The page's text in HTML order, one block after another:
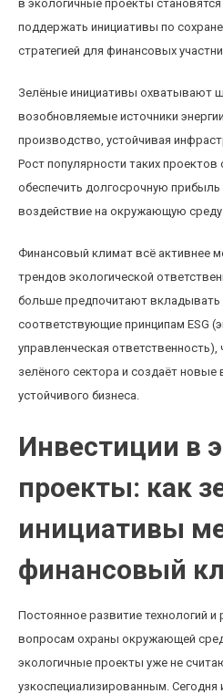
в экологичные проекты
поддержать инициативы по
стратегией для финансовых
Зелёные инициативы охватывают
возобновляемые источники
производство, устойчивая
Рост популярности таких
обеспечить долгосрочную прибыль
воздействие на окружающую
Финансовый климат всё активнее
трендов экологической
больше предпочитают вкладывать
соответствующие принципам ESG
управленческая
зелёного сектора и создаёт
устойчивого бизнеса.
Инвестиции в
проекты: как
инициативы
финансовый
Постоянное развитие технологий и
вопросам охраны окружающей
экологичные проекты уже не
узкоспециализированным. Сегодня